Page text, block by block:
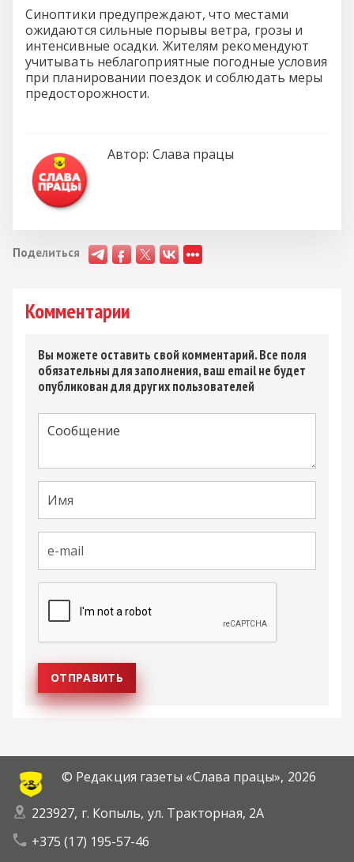
Синоптики предупреждают, что местами
ожидаются сильные порывы ветра, грозы и
интенсивные осадки. Жителям рекомендуют
учитывать неблагоприятные погодные условия
при планировании поездок и соблюдать меры
предосторожности.
Автор: Слава працы
Поделиться
Комментарии
Вы можете оставить свой комментарий. Все поля
обязательны для заполнения, ваш email не будет
опубликован для других пользователей
© Редакция газеты «Слава працы», 2026
223927, г. Копыль, ул. Тракторная, 2А
+375 (17) 195-57-46